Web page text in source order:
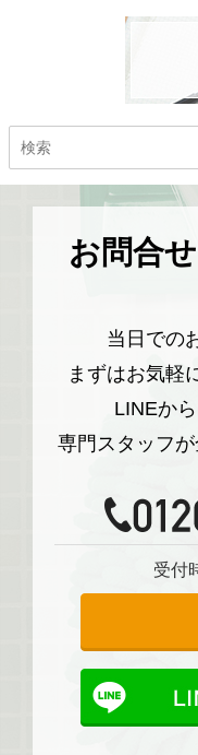
お問合
当日での
まずはお気軽
LINEか
専門スタッフが
受付